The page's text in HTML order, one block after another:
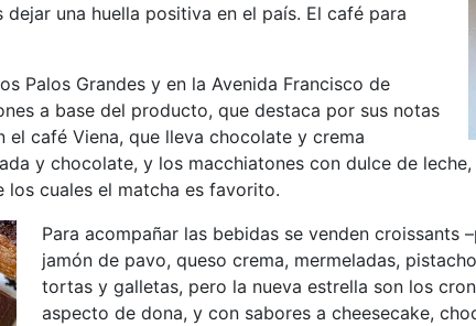
una huella positiva en el país. El café para
Palos Grandes y en la Avenida Francisco de
a base del producto, que destaca por sus notas
café Viena, que lleva chocolate y crema
y chocolate, y los macchiatones con dulce de
los cuales el matcha es favorito.
Para acompañar las bebidas se venden croissants
jamón de pavo, queso crema, mermeladas,
tortas y galletas, pero la nueva estrella son los
aspecto de dona, y con sabores a cheesecake,